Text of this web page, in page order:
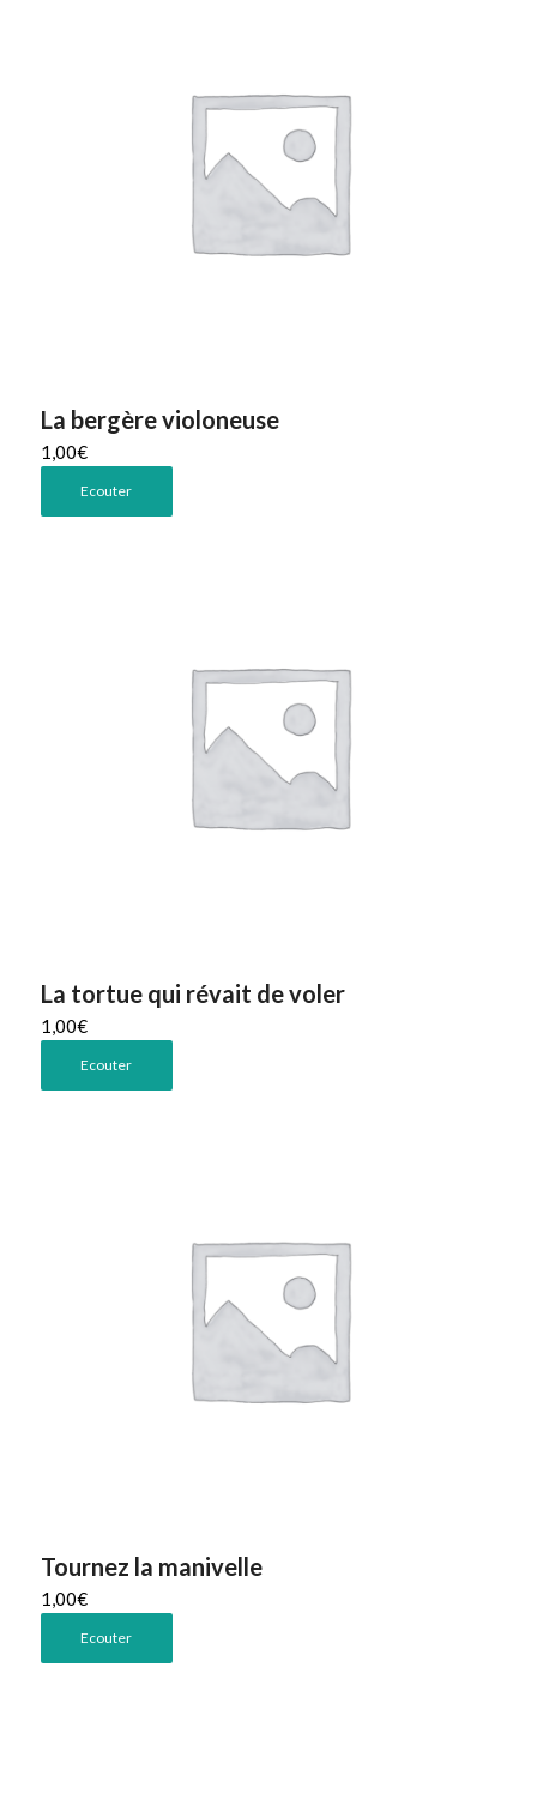
La bergère violoneuse
1,00€
Ecouter
La tortue qui révait de voler
1,00€
Ecouter
Tournez la manivelle
1,00€
Ecouter